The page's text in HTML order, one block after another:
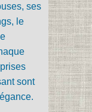
ses
le
sont